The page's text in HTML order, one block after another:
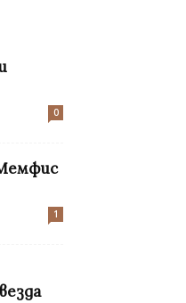
0
1